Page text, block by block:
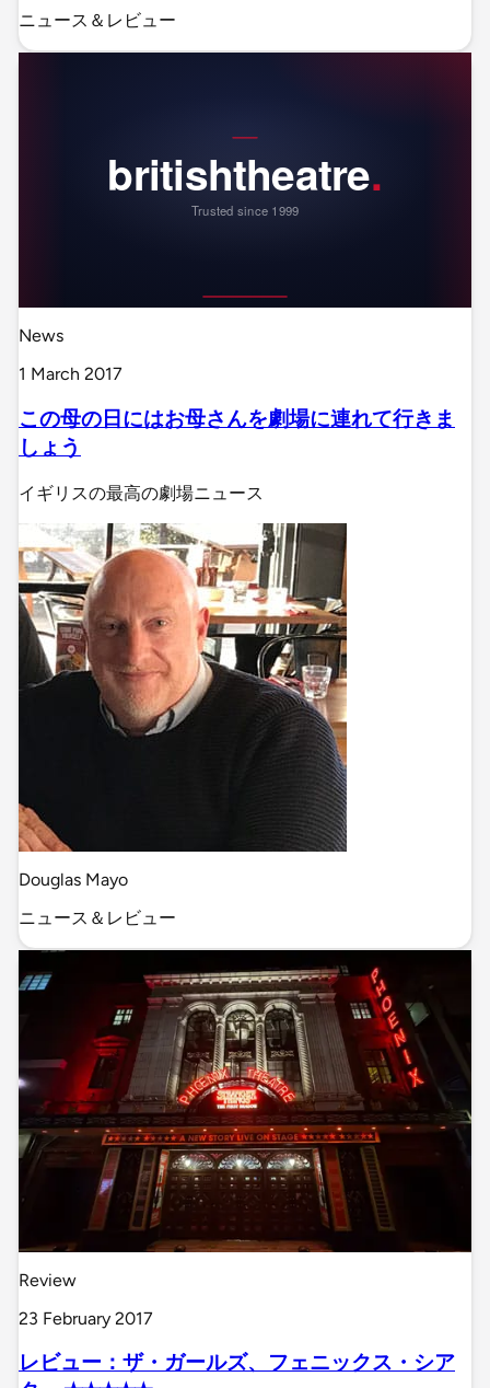
ニュース＆レビュー
News
1 March 2017
この母の日にはお母さんを劇場に連れて行きま
しょう
イギリスの最高の劇場ニュース
Douglas Mayo
ニュース＆レビュー
Review
23 February 2017
レビュー：ザ・ガールズ、フェニックス・シア